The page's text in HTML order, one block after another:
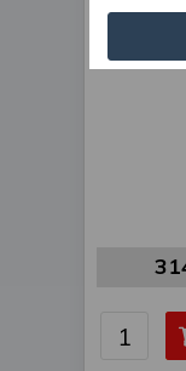
tartalom
és a